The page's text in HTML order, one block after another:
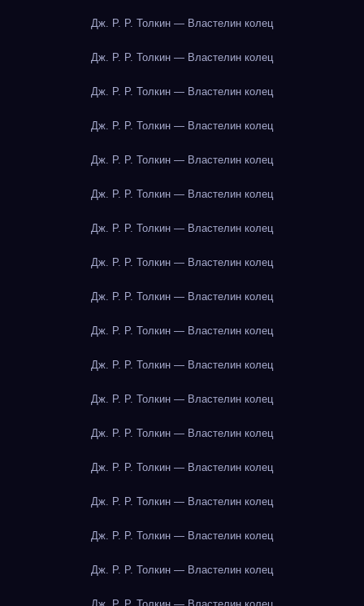
Дж. Р. Р. Толкин — Властелин колец
Дж. Р. Р. Толкин — Властелин колец
Дж. Р. Р. Толкин — Властелин колец
Дж. Р. Р. Толкин — Властелин колец
Дж. Р. Р. Толкин — Властелин колец
Дж. Р. Р. Толкин — Властелин колец
Дж. Р. Р. Толкин — Властелин колец
Дж. Р. Р. Толкин — Властелин колец
Дж. Р. Р. Толкин — Властелин колец
Дж. Р. Р. Толкин — Властелин колец
Дж. Р. Р. Толкин — Властелин колец
Дж. Р. Р. Толкин — Властелин колец
Дж. Р. Р. Толкин — Властелин колец
Дж. Р. Р. Толкин — Властелин колец
Дж. Р. Р. Толкин — Властелин колец
Дж. Р. Р. Толкин — Властелин колец
Дж. Р. Р. Толкин — Властелин колец